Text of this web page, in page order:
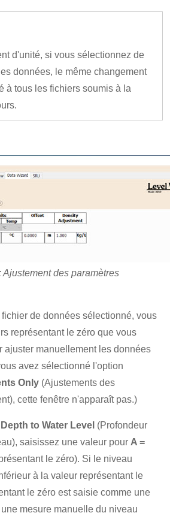
d'unité, si vous sélectionnez de
données, le même changement
à tous les fichiers soumis à la
Ajustement des paramètres
de données sélectionné, vous
représentant le zéro que vous
ajuster manuellement les données
avez sélectionné l'option
Only (Ajustements des
cette fenêtre n'apparaît pas.)
Depth to Water Level (Profondeur
saisissez une valeur pour A =
le zéro). Si le niveau
à la valeur représentant le
le zéro est saisie comme une
mesure manuelle du niveau